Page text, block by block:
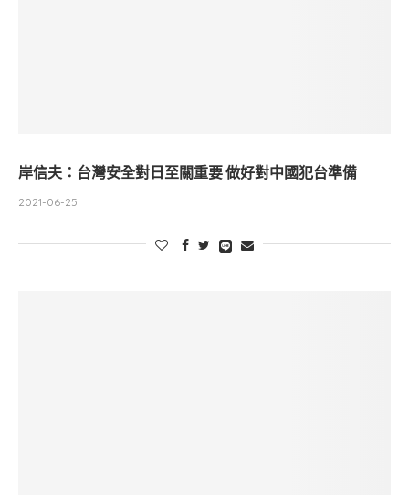
岸信夫：台灣安全對日至關重要 做好對中國犯台準備
2021-06-25